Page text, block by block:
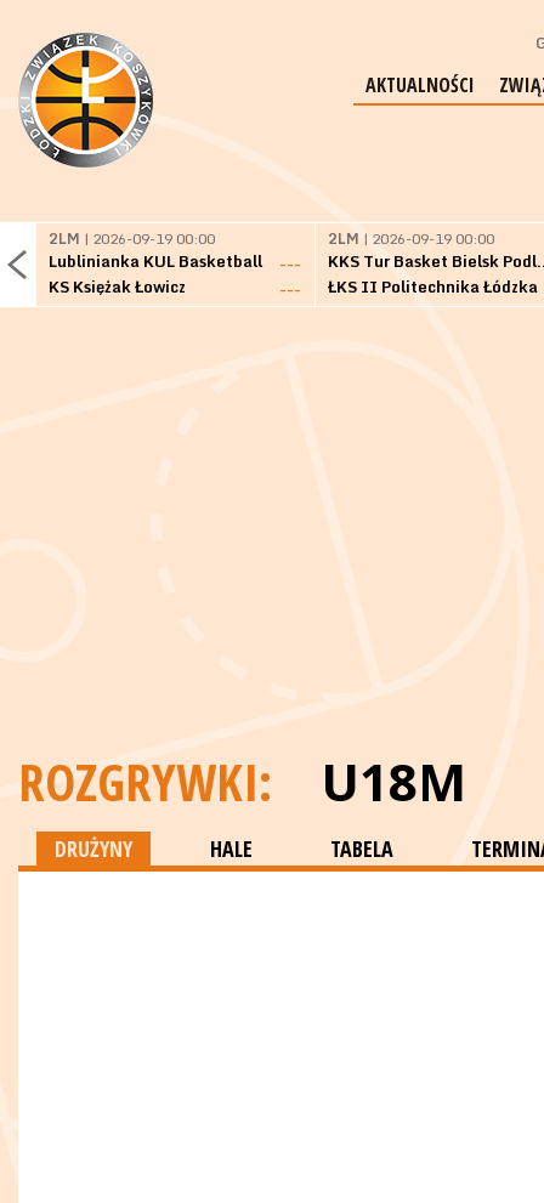
AKTUALNOŚCI
2LM | 2026-09-19 00:00
Lublinianka KUL Basketball
---
KS Księżak Łowicz
---
2LM | 2026-09-19 00:00
KKS Tur
ŁKS II Politechnika Łódzka
ROZGRYWKI: U18M
DRUŻYNY HALE TABELA